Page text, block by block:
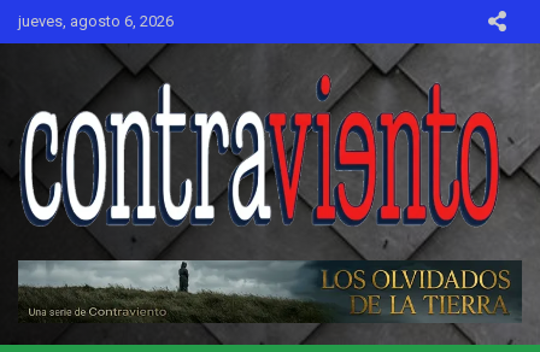
Skip
jueves, agosto 6, 2026
CONTRAVIENTO